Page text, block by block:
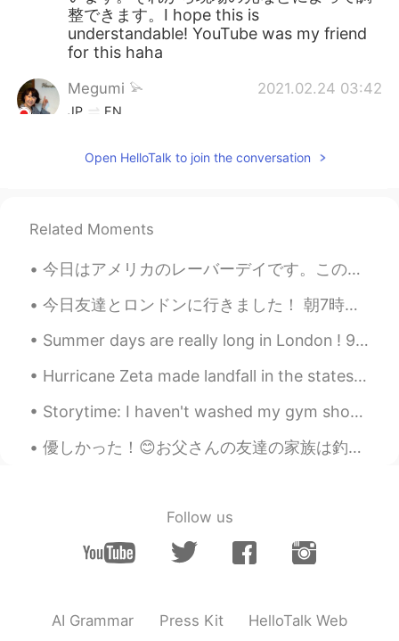
整できます。I hope this is
understandable! YouTube was my friend
for this haha
Megumi 𓅫 2021.02.24 03:42
JP EN
真を撮れるのですか？私も夜空を撮ってみ
JP ENES
こんな素敵な写真がとれるティリさん、素
や星が一番きれいに見えるんでしょうね。
picture, is wonderful. Which area on this
beautifully?
Coco 2021.02.23 14:12
JP EN FR DE
RenaEmo 2021.02.23 14:11
@Tilly・ティリ横浜にお住まいなんですね
✨ 私も実家(じっか)のある新潟(にいがた)に
Open HelloTalk to join the conversation
Related Moments
今日はアメリカのレーバーデイです。この祝日は夏の最後を示すだけでなく、またアメリカの建設を手伝った人々も祝うために用いられています。いつも9月の最初の月曜日に祝っわれています。売り上げを上げるよ...
今日友達とロンドンに行きました！ 朝7時に家から出て、夜11時半に帰ったので疲れました！しかし、最高の一日でした！たくさん歩いて、美しい所ばかりありました！イギリス人にとってもロンドンは最高です...
Summer days are really long in London ! 9:45pm yesterday and still daylight ! Oxford street We...
Hurricane Zeta made landfall in the states and has left millions without power. She just made her...
Storytime: I haven't washed my gym shoes in a really long time and I've been exercising and sweat...
優しかった！😊お父さんの友達の家族は釣りした。🎣でも魚のアレルギーがるから、僕に二匹をもらった。これは鱒だ。レインボートラウトと言う。スジコみたいなのはあった。 金曜日はフィッシュフライデーだ...
Follow us
AI Grammar Press Kit HelloTalk Web